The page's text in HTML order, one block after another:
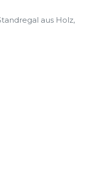
aus Holz,